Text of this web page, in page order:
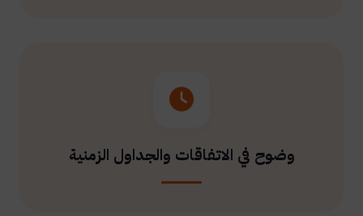
وضوح في الاتفاقات والجداول الزمنية